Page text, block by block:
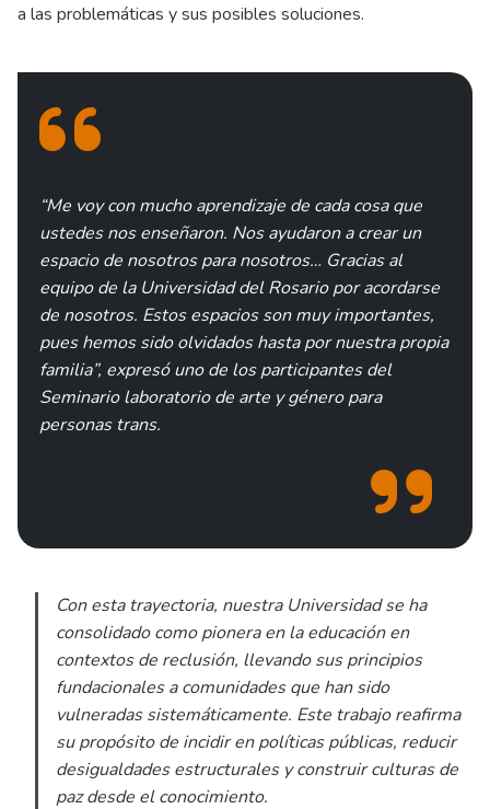
a las problemáticas y sus posibles soluciones.
“Me voy con mucho aprendizaje de cada cosa que
ustedes nos enseñaron. Nos ayudaron a crear un
espacio de nosotros para nosotros… Gracias al
equipo de la Universidad del Rosario por acordarse
de nosotros. Estos espacios son muy importantes,
pues hemos sido olvidados hasta por nuestra propia
familia”, expresó uno de los participantes del
Seminario laboratorio de arte y género para
personas trans.
Con esta trayectoria, nuestra Universidad se ha
consolidado como pionera en la educación en
contextos de reclusión, llevando sus principios
fundacionales a comunidades que han sido
vulneradas sistemáticamente. Este trabajo reafirma
su propósito de incidir en políticas públicas, reducir
desigualdades estructurales y construir culturas de
paz desde el conocimiento.